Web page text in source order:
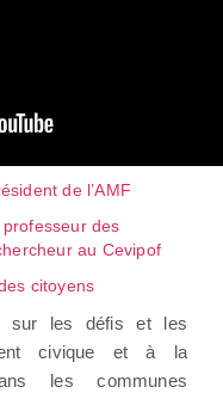
de l’AMF
des
au Cevipof
citoyens
sur les défis et les
civique et à la
les communes